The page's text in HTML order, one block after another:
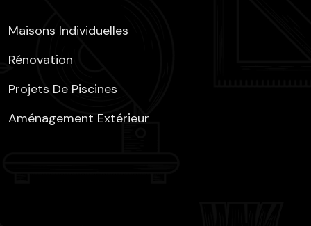
Maisons Individuelles
Rénovation
Projets De Piscines
Aménagement Extérieur